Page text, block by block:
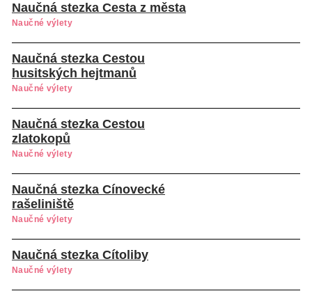
Naučná stezka Cesta z města
Naučné výlety
Naučná stezka Cestou
husitských hejtmanů
Naučné výlety
Naučná stezka Cestou
zlatokopů
Naučné výlety
Naučná stezka Cínovecké
rašeliniště
Naučné výlety
Naučná stezka Cítoliby
Naučné výlety